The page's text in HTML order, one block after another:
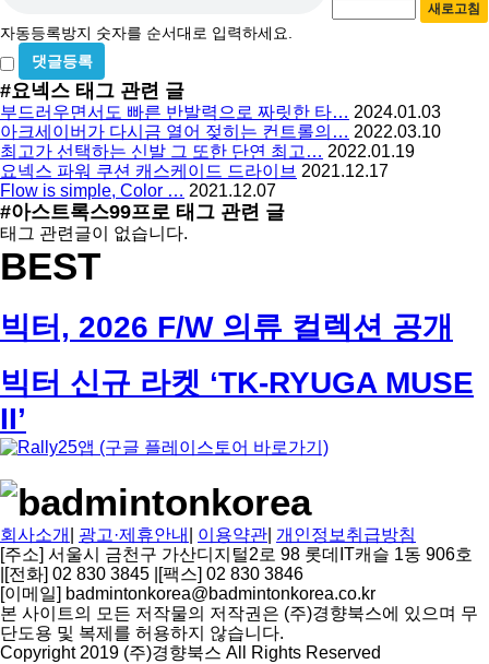
수
록
방
지
새로고침
자동등록방지 숫자를 순서대로 입력하세요.
비
밀
글
사
용
#요넥스 태그 관련 글
부드러우면서도 빠른 반발력으로 짜릿한 타… 2024.01.03
아크세이버가 다시금 열어 젖히는 컨트롤의… 2022.03.10
최고가 선택하는 신발 그 또한 단연 최고… 2022.01.19
요넥스 파워 쿠션 캐스케이드 드라이브 2021.12.17
Flow is simple, Color … 2021.12.07
#아스트록스99프로 태그 관련 글
태그 관련글이 없습니다.
BEST
빅터, 2026 F/W 의류 컬렉션 공개
빅터 신규 라켓 ‘TK-RYUGA MUSE
II’
회사소개 광고·제휴안내 이용약관 개인정보취급방침
[주소] 서울시 금천구 가산디지털2로 98 롯데IT캐슬 1동 906호
[전화] 02 830 3845 [팩스] 02 830 3846
[이메일] badmintonkorea@badmintonkorea.co.kr
본 사이트의 모든 저작물의 저작권은 (주)경향북스에 있으며 무
단도용 및 복제를 허용하지 않습니다.
Copyright 2019 (주)경향북스 All Rights Reserved